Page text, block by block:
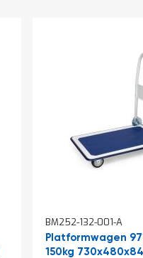
BM252-132-001-A
Platformwagen
150kg
winkelwagen